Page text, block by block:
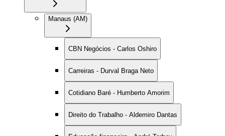
Manaus (AM)
CBN Negócios - Carlos Oshiro
Carreiras - Durval Braga Neto
Cotidiano Baré - Humberto Amorim
Direito do Trabalho - Aldemiro Dantas